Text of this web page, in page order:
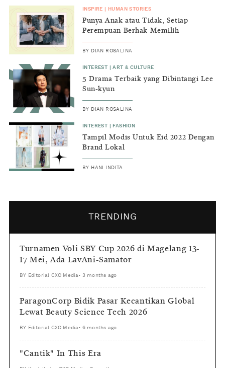
INSPIRE HUMAN STORIES
Punya Anak atau Tidak, Setiap
Perempuan Berhak Memilih
BY DIAN ROSALINA
INTEREST |ART & CULTURE
5 Drama Terbaik yang Dibintangi Lee
Sun-kyun
BY DIAN ROSALINA
INTEREST FASHION
Tampil Modis Untuk Eid 2022 Dengan
Brand Lokal
BY HANI INDITA
TRENDING
Turnamen Voli SBY Cup 2026 di Magelang 13-
17 Mei, Ada LavAni-Samator
BY Editorial CXO Media • 3 months ago
ParagonCorp Bidik Pasar Kecantikan Global
Lewat Beauty Science Tech 2026
BY Editorial CXO Media • 6 months ago
"Cantik" In This Era